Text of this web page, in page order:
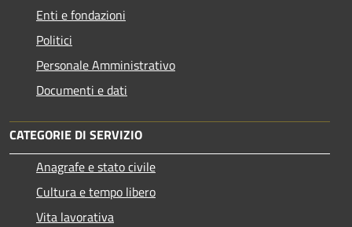
Enti e fondazioni
Politici
Personale Amministrativo
Documenti e dati
CATEGORIE DI SERVIZIO
Anagrafe e stato civile
Cultura e tempo libero
Vita lavorativa